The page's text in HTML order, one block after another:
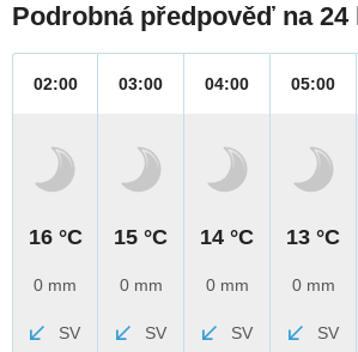
Podrobná předpověď na 24
02:00
16 °C
0 mm
SV
03:00
15 °C
0 mm
SV
04:00
14 °C
0 mm
SV
05:00
13 °C
0 mm
SV